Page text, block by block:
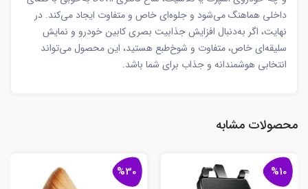
داخلی هماهنگ می‌شود و جلوه‌ای خاص و متفاوت ایجاد می‌کند. در
نهایت، اگر به‌دنبال افزایش جذابیت بصری کابین خودرو و نمایش
سلیقه‌ای خاص، متفاوت و شوخ‌طبع هستید، این محصول می‌تواند
انتخابی هوشمندانه و جذاب برای شما باشد.
محصولات مشابه
%10
%30